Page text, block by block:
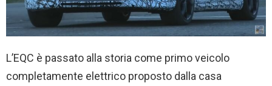
L’EQC è passato alla storia come primo veicolo
completamente elettrico proposto dalla casa